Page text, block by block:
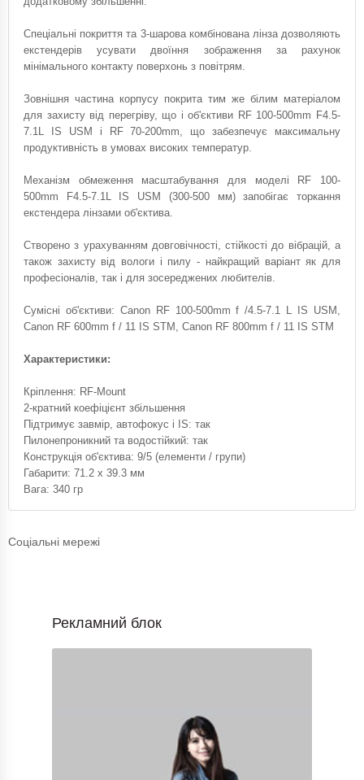
Спеціальні покриття та 3-шарова комбінована лінза дозволяють
екстендерів усувати двоїння зображення за рахунок
мінімального контакту поверхонь з повітрям.
Зовнішня частина корпусу покрита тим же білим матеріалом
для захисту від перегріву, що і об'єктиви RF 100-500mm F4.5-
7.1L IS USM і RF 70-200mm, що забезпечує максимальну
продуктивність в умовах високих температур.
Механізм обмеження масштабування для моделі RF 100-
500mm F4.5-7.1L IS USM (300-500 мм) запобігає торкання
екстендера лінзами об'єктива.
Створено з урахуванням довговічності, стійкості до вібрацій, а
також захисту від вологи і пилу - найкращий варіант як для
професіоналів, так і для зосереджених любителів.
Сумісні об'єктиви: Canon RF 100-500mm f /4.5-7.1 L IS USM,
Canon RF 600mm f / 11 IS STM, Canon RF 800mm f / 11 IS STM
Характеристики:
Кріплення: RF-Mount
2-кратний коефіцієнт збільшення
Підтримує завмір, автофокус і IS: так
Пилонепроникний та водостійкий: так
Конструкція об'єктива: 9/5 (елементи / групи)
Габарити: 71.2 x 39.3 мм
Вага: 340 гр
Соціальні мережі
Рекламний блок